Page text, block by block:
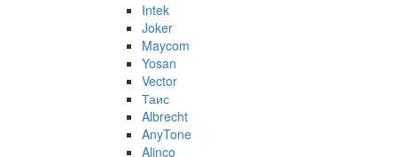
Intek
Joker
Maycom
Yosan
Vector
Таис
Albrecht
AnyTone
Alinco